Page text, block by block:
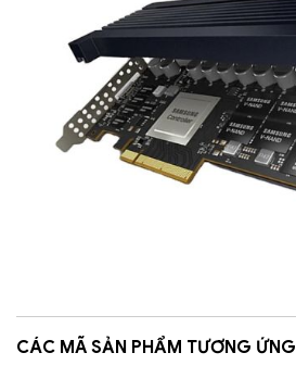
CÁC MÃ SẢN PHẨM TƯƠNG ỨNG